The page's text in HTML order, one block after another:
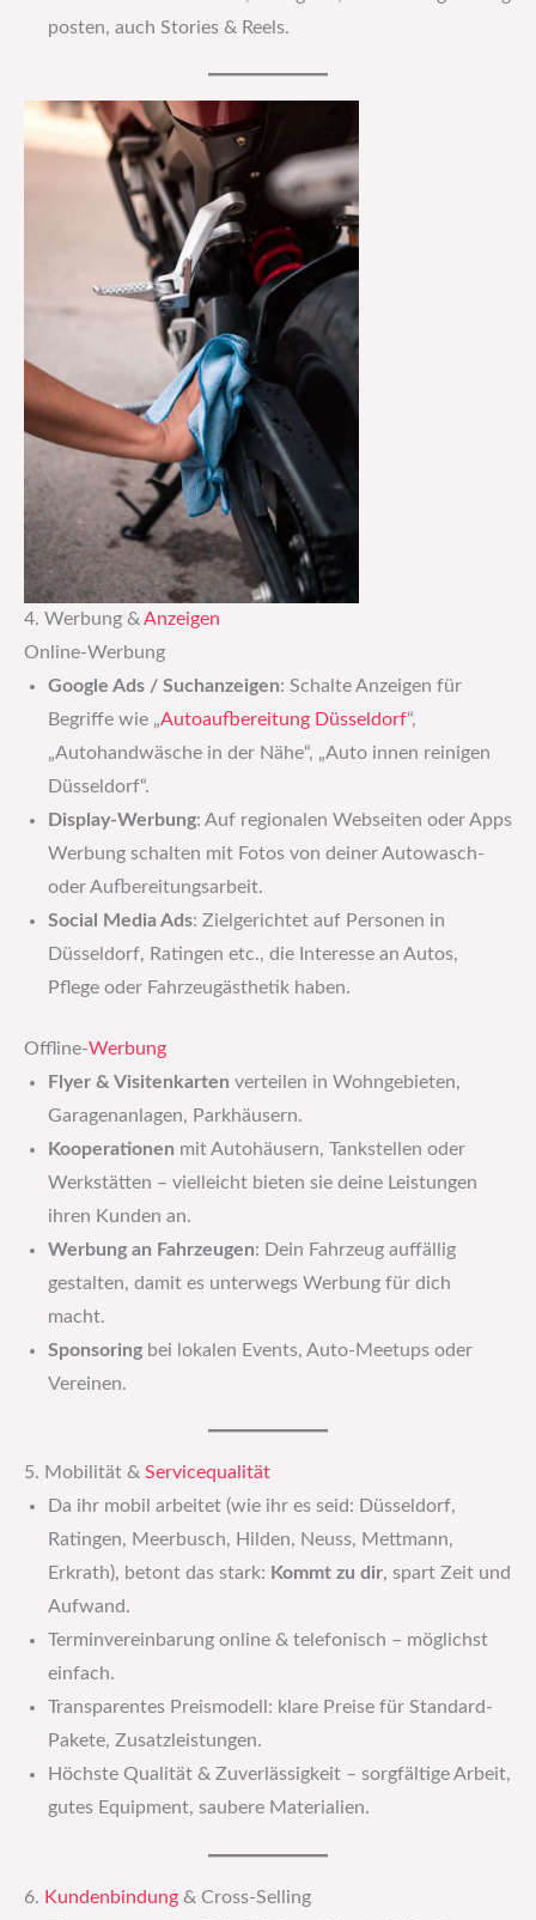
posten, auch Stories & Reels.
4. Werbung & Anzeigen
Online-Werbung
Google Ads / Suchanzeigen: Schalte Anzeigen für
Begriffe wie „Autoaufbereitung Düsseldorf“,
„Autohandwäsche in der Nähe“, „Auto innen reinigen
Düsseldorf“.
Display-Werbung: Auf regionalen Webseiten oder Apps
Werbung schalten mit Fotos von deiner Autowasch-
oder Aufbereitungsarbeit.
Social Media Ads: Zielgerichtet auf Personen in
Düsseldorf, Ratingen etc., die Interesse an Autos,
Pflege oder Fahrzeugästhetik haben.
Offline-Werbung
Flyer & Visitenkarten verteilen in Wohngebieten,
Garagenanlagen, Parkhäusern.
Kooperationen mit Autohäusern, Tankstellen oder
Werkstätten – vielleicht bieten sie deine Leistungen
ihren Kunden an.
Werbung an Fahrzeugen: Dein Fahrzeug auffällig
gestalten, damit es unterwegs Werbung für dich
macht.
Sponsoring bei lokalen Events, Auto-Meetups oder
Vereinen.
5. Mobilität & Servicequalität
Da ihr mobil arbeitet (wie ihr es seid: Düsseldorf,
Ratingen, Meerbusch, Hilden, Neuss, Mettmann,
Erkrath), betont das stark: Kommt zu dir, spart Zeit und
Aufwand.
Terminvereinbarung online & telefonisch – möglichst
einfach.
Transparentes Preismodell: klare Preise für Standard-
Pakete, Zusatzleistungen.
Höchste Qualität & Zuverlässigkeit – sorgfältige Arbeit,
gutes Equipment, saubere Materialien.
6. Kundenbindung & Cross-Selling